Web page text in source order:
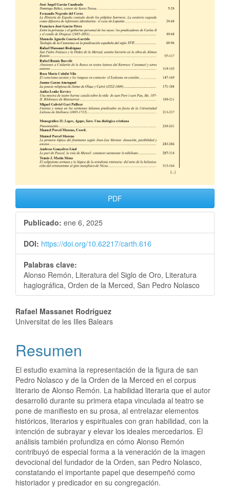
PDF
Publicado: ene 6, 2025
DOI: https://doi.org/10.62217/carth.616
Palabras clave:
Alonso Remón, Literatura del Siglo de Oro, Literatura
hagiográfica, Orden de la Merced, San Pedro Nolasco
Rafael Massanet Rodríguez
Universitat de les Illes Balears
Resumen
El estudio examina la representación de la figura de san
Pedro Nolasco y de la Orden de la Merced en el corpus
literario de Alonso Remón. La habilidad literaria que el autor
desarrolló durante su primera etapa vinculada al teatro se
pone de manifiesto en su prosa, al entrelazar elementos
históricos, literarios y espirituales con gran habilidad, con la
intención de subrayar y elevar los ideales mercedarios. El
análisis también profundiza en cómo Alonso Remón
contribuyó de especial forma a la veneración de la imagen
devocional del fundador de la Orden, san Pedro Nolasco,
constatando el importante papel que desempeñó como
historiador y predicador en su congregación.